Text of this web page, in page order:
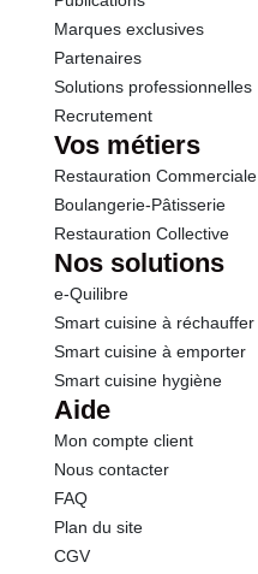
Sel
Sodium
Calcium
Marques exclusives
Partenaires
Solutions professionnelles
Recrutement
Vos métiers
Restauration Commerciale
Boulangerie-Pâtisserie
Restauration Collective
Nos solutions
e-Quilibre
Smart cuisine à réchauffer
Smart cuisine à emporter
Smart cuisine hygiène
Aide
Mon compte client
Nous contacter
FAQ
Plan du site
CGV